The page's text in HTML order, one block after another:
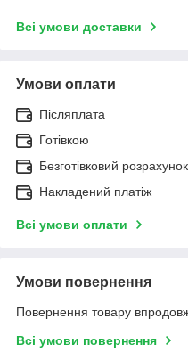
Всі умови доставки
Умови оплати
Післяплата
Готівкою
Безготівковий розрахунок
Накладений платіж
Всі умови оплати
Умови повернення
Повернення товару
Всі умови повернення